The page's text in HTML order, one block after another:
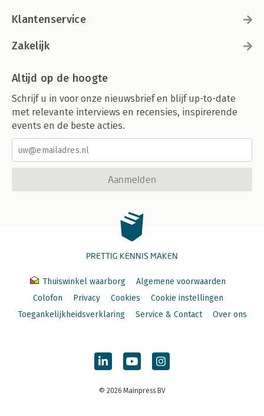
Klantenservice
Zakelijk
Altijd op de hoogte
Schrijf u in voor onze nieuwsbrief en blijf up-to-date
met relevante interviews en recensies, inspirerende
events en de beste acties.
Aanmelden
PRETTIG KENNIS MAKEN
Thuiswinkel waarborg
Algemene voorwaarden
Colofon
Privacy Cookies
Cookie instellingen
Toegankelijkheidsverklaring
Service & Contact Over ons
© 2026 Mainpress BV